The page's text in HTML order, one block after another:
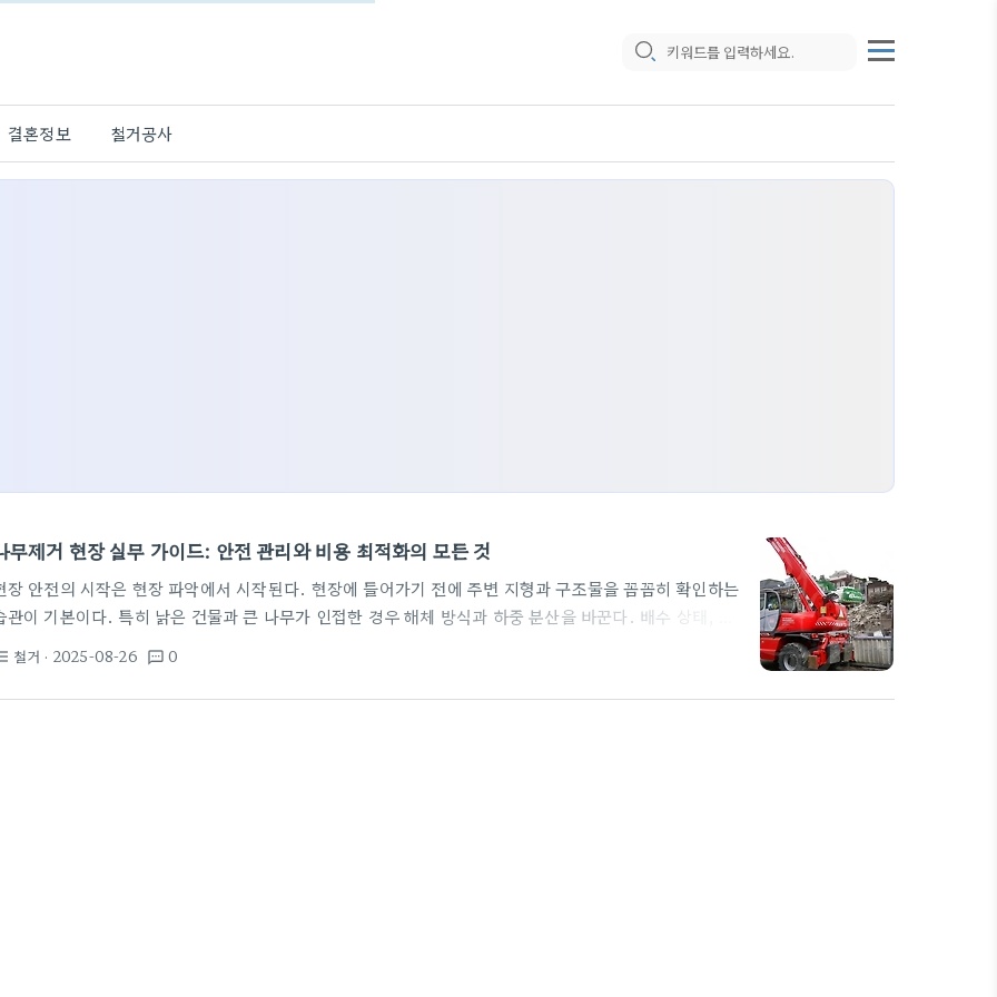
결혼정보 철거공사
무제거 현장 실무 가이드: 안전 관리와 비용 최적화의 모든 것
장 안전의 시작은 현장 파악에서 시작된다. 현장에 들어가기 전에 주변 지형과 구조물을 꼼꼼히 확인하는
관이 기본이다. 특히 낡은 건물과 큰 나무가 인접한 경우 해체 방식과 하중 분산을 바꾼다. 배수 상태, 흙
분리 수거 구역 설정, 흙먼지 저감을 위한 물 분사 계획 등 구체적 절차로 구성된다. 이때 안전모, 안전화,
진 마스크 등 개인 보호구의 적합성과 사용법도 일상 업무에 포함된다. 현장 관리자와 작업자 간 커뮤니
철거 · 2025-08-26 textsms 0